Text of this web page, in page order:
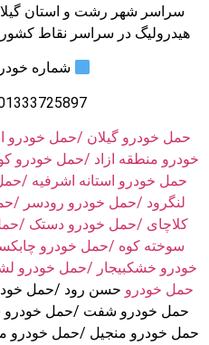
سراسر شهر رشت و استان گیلان
هیدرولیگ در سراسر نقاط
شماره
حمل خودرو گیلان /حمل
خودرو منطقه ازاد /حمل خودرو
حمل خودرو استانه اشرفیه /
لنگرود /حمل خودرو رودسر /
کلاچای /حمل خودرو دستک /
سوخته کوه /حمل خودرو
خودرو خشکبیجار /حمل خودرو
حمل خودرو حسن رود /حمل
حمل خودرو شفت /حمل خودرو
حمل خودرو منجیل /حمل خودرو